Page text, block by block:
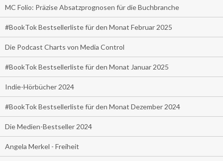
MC Folio: Präzise Absatzprognosen für die Buchbranche
#BookTok Bestsellerliste für den Monat Februar 2025
Die Podcast Charts von Media Control
#BookTok Bestsellerliste für den Monat Januar 2025
Indie-Hörbücher 2024
#BookTok Bestsellerliste für den Monat Dezember 2024
Die Medien-Bestseller 2024
Angela Merkel - Freiheit